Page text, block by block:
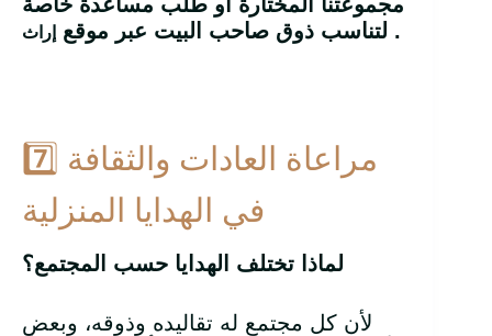
لتناسب ذوق صاحب البيت عبر موقع
إراث .
7️⃣ مراعاة العادات والثقافة
في الهدايا المنزلية
لماذا تختلف الهدايا حسب المجتمع؟
لأن كل مجتمع له تقاليده وذوقه، وبعض